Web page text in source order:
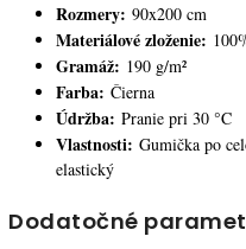
Rozmery: 90x200 cm
Materiálové zloženie:
Gramáž: 190 g/m²
Farba: Čierna
Údržba: Pranie pri 30 °C
Vlastnosti: Gumička po
elastický
Dodatočné